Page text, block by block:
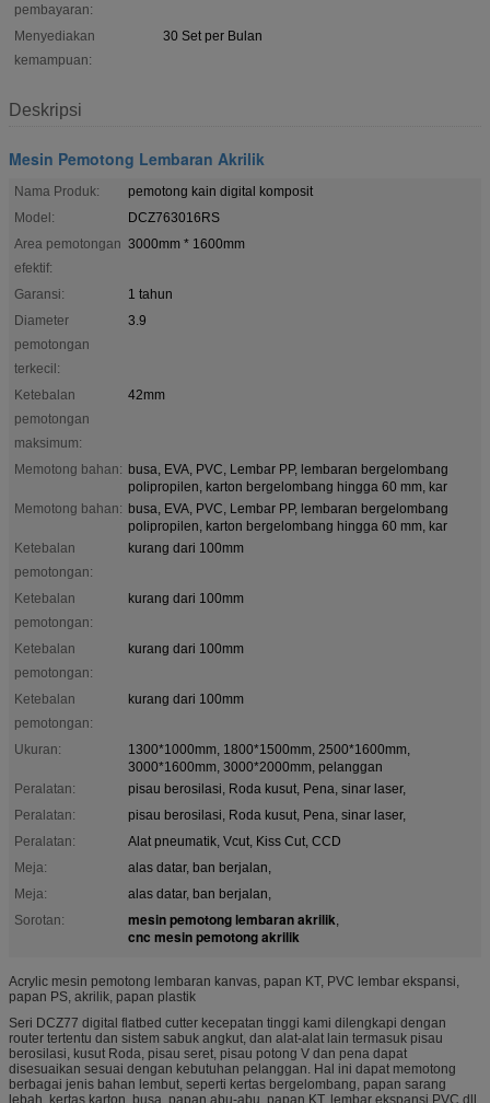
pembayaran:
Menyediakan
kemampuan:
30 Set per Bulan
Deskripsi
Mesin Pemotong Lembaran Akrilik
Nama Produk:
pemotong kain digital komposit
Model:
DCZ763016RS
Area pemotongan
efektif:
3000mm * 1600mm
Garansi:
1 tahun
Diameter
pemotongan
terkecil:
3.9
Ketebalan
pemotongan
maksimum:
42mm
Memotong bahan: busa, EVA, PVC, Lembar PP, lembaran bergelombang
polipropilen, karton bergelombang hingga 60 mm, kar
Memotong bahan: busa, EVA, PVC, Lembar PP, lembaran bergelombang
polipropilen, karton bergelombang hingga 60 mm, kar
Ketebalan
pemotongan:
kurang dari 100mm
Ketebalan
pemotongan:
kurang dari 100mm
Ketebalan
pemotongan:
kurang dari 100mm
Ketebalan
pemotongan:
kurang dari 100mm
Ukuran:
1300*1000mm, 1800*1500mm, 2500*1600mm,
3000*1600mm, 3000*2000mm, pelanggan
Peralatan:
pisau berosilasi, Roda kusut, Pena, sinar laser,
Peralatan:
pisau berosilasi, Roda kusut, Pena, sinar laser,
Peralatan:
Alat pneumatik, Vcut, Kiss Cut, CCD
Meja:
alas datar, ban berjalan,
Meja:
alas datar, ban berjalan,
Sorotan:
mesin pemotong lembaran akrilik,
cnc mesin pemotong akrilik
Acrylic mesin pemotong lembaran kanvas, papan KT, PVC lembar ekspansi,
papan PS, akrilik, papan plastik
Seri DCZ77 digital flatbed cutter kecepatan tinggi kami dilengkapi dengan
router tertentu dan sistem sabuk angkut, dan alat-alat lain termasuk pisau
berosilasi, kusut Roda, pisau seret, pisau potong V dan pena dapat
disesuaikan sesuai dengan kebutuhan pelanggan. Hal ini dapat memotong
berbagai jenis bahan lembut, seperti kertas bergelombang, papan sarang
lebah, kertas karton, busa, papan abu-abu, papan KT, lembar ekspansi PVC dll.